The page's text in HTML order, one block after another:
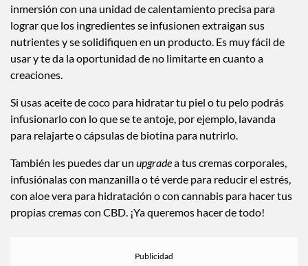
inmersión con una unidad de calentamiento precisa para
lograr que los ingredientes se infusionen extraigan sus
nutrientes y se solidifiquen en un producto. Es muy fácil de
usar y te da la oportunidad de no limitarte en cuanto a
creaciones.
Si usas aceite de coco para hidratar tu piel o tu pelo podrás
infusionarlo con lo que se te antoje, por ejemplo, lavanda
para relajarte o cápsulas de biotina para nutrirlo.
También les puedes dar un upgradea tus cremas corporales,
infusiónalas con manzanilla o té verde para reducir el estrés,
con aloe vera para hidratación o con cannabis para hacer tus
propias cremas con CBD. ¡Ya queremos hacer de todo!